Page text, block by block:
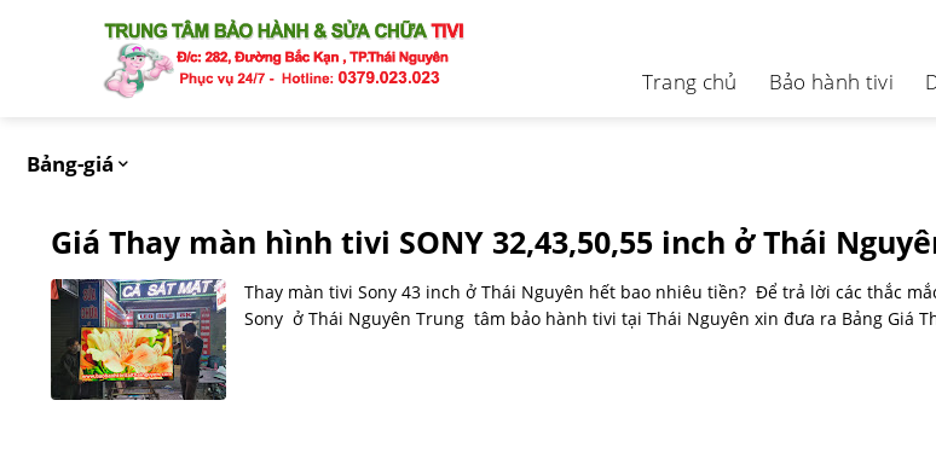
Trang chủ Bảo hành tivi
Bảng-giá
Giá Thay màn hình tivi SONY 32,43,50,55 inch ở Thái
Thay màn tivi Sony 43 inch ở Thái Nguyên hết bao nhiêu tiền? Để trả lời các thắc
Sony ở Thái Nguyên Trung tâm bảo hành tivi tại Thái Nguyên xin đưa ra Bảng Giá